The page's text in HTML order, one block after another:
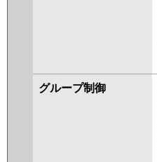
グループ制御